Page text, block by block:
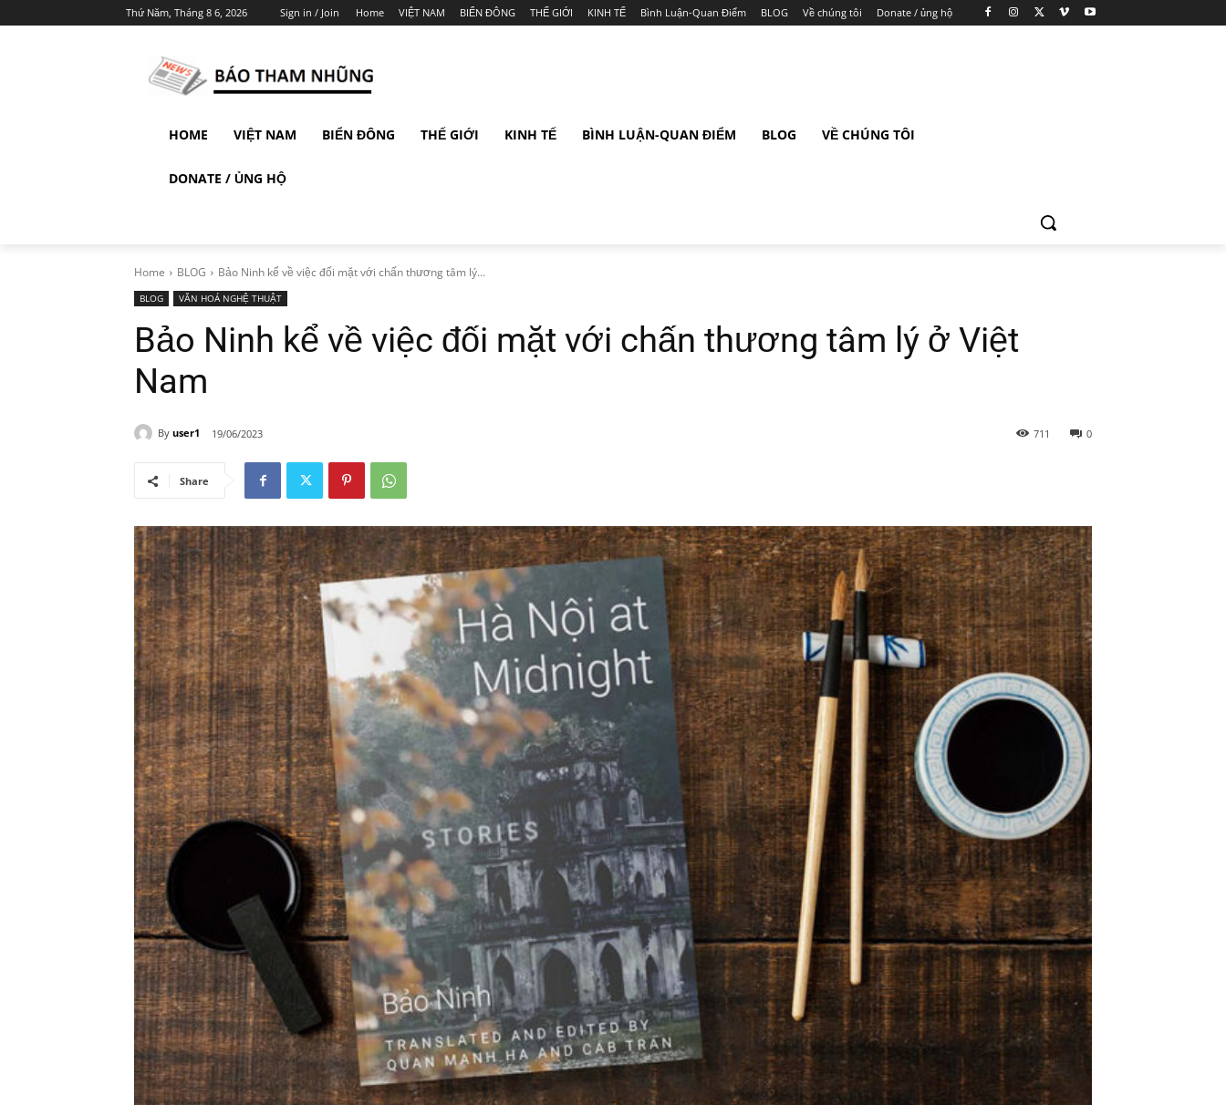
Thứ Năm, Tháng 8 6, 2026 Sign in / Join Home VIỆT NAM BIỂN ĐÔNG THẾ GIỚI KINH TẾ Bình Luận-Quan Điểm BLOG Về chúng tôi Donate / ủng hộ
HOME VIỆT NAM BIỂN ĐÔNG THẾ GIỚI KINH TẾ BÌNH LUẬN-QUAN ĐIỂM BLOG VỀ CHÚNG TÔI
DONATE / ỦNG HỘ
Home BLOG Bảo Ninh kể về việc đối mặt với chấn thương tâm lý...
BLOG VĂN HOÁ NGHỆ THUẬT
Bảo Ninh kể về việc đối mặt với chấn thương tâm lý ở Việt
Nam
By user1 19/06/2023 0
711
Share